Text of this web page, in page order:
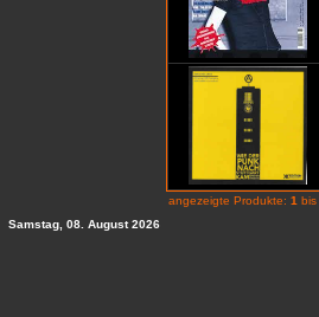
angezeigte Produkte: 1 bis
Samstag, 08. August 2026